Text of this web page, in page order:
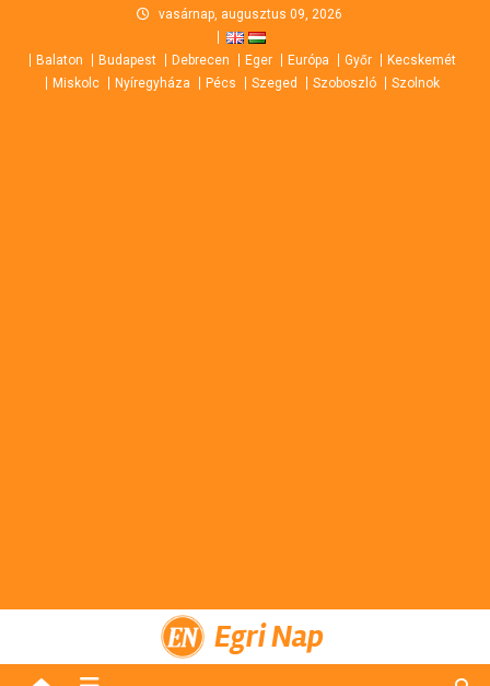
content
vasárnap, augusztus 09, 2026
Balaton Budapest Debrecen Eger Európa Győr
Kecskemét
Miskolc
Nyíregyháza Pécs Szeged Szoboszló Szolnok
Egri Nap